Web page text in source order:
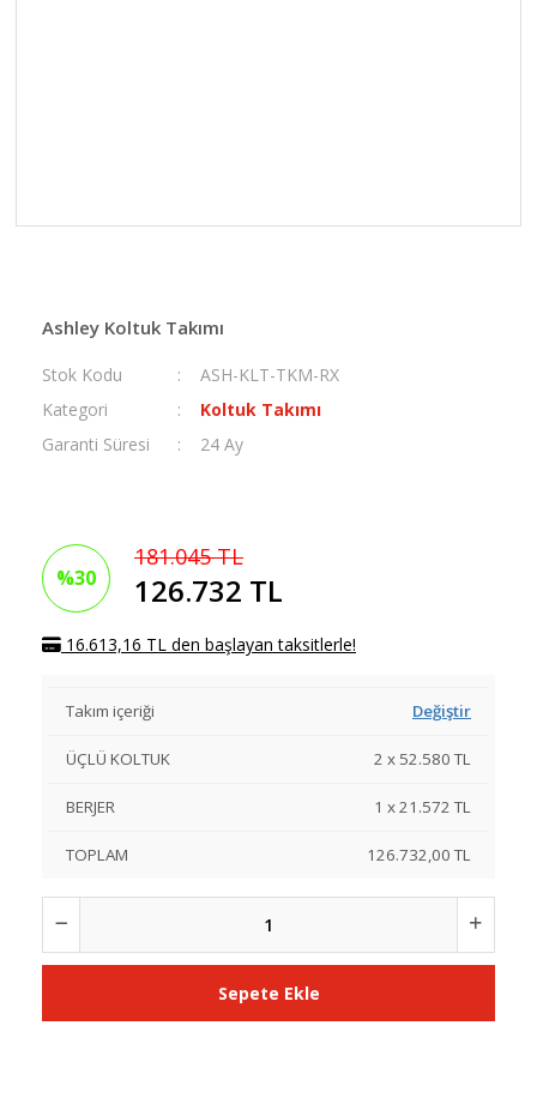
Ashley Koltuk Takımı
Stok Kodu
ASH-KLT-TKM-RX
Kategori
Koltuk Takımı
Garanti Süresi
24 Ay
%30
181.045 TL
126.732 TL
16.613,16 TL den başlayan taksitlerle!
Takım içeriği Değiştir
ÜÇLÜ KOLTUK 2 x 52.580 TL
BERJER 1 x21.572 TL
TOPLAM 126.732,00 TL
Sepete Ekle